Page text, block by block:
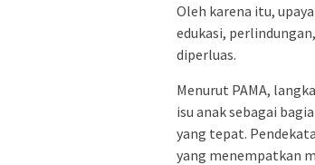
Oleh karena itu,
edukasi,
diperluas.
Menurut PAMA,
isu anak sebagai
yang tepat.
yang menempatkan